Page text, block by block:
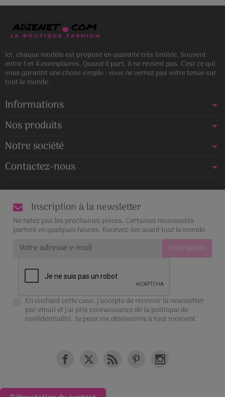
Ici, chaque modèle est proposé en quantité très limitée. Souvent
entre 1 et 4 exemplaires. Quand il part, il ne revient pas. C’est ce qui
vous garantit une chose simple : vous ne verrez pas votre tenue sur
tout le monde.
Informations
Nos produits
Notre société
Contactez-nous
Inscription à la newsletter
Ne ratez pas les prochaines pièces. Certaines nouveautés
partent en quelques heures. Recevez-les avant tout le monde.
En cochant cette case, j'accepte de recevoir la newsletter
par email et j'ai pris connaissance de lapolitique de
confidentialité. Je peux me désinscrire à tout moment.